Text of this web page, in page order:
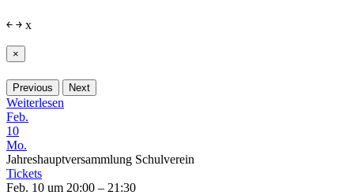
￩ ￫ x
×
Previous Next
Weiterlesen
Feb.
10
Mo.
Jahreshauptversammlung Schulverein
Tickets
Feb. 10 um 20:00 – 21:30